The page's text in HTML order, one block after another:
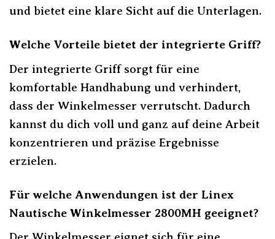
und bietet eine klare Sicht auf die Unterlagen.
Welche Vorteile bietet der integrierte Griff?
Der integrierte Griff sorgt für eine
komfortable Handhabung und verhindert,
dass der Winkelmesser verrutscht. Dadurch
kannst du dich voll und ganz auf deine Arbeit
konzentrieren und präzise Ergebnisse
erzielen.
Für welche Anwendungen ist der Linex
Nautische Winkelmesser 2800MH geeignet?